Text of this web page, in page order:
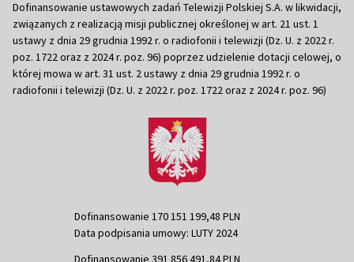
Dofinansowanie ustawowych zadań Telewizji Polskiej S.A. w likwidacji,
związanych z realizacją misji publicznej określonej w art. 21 ust. 1
ustawy z dnia 29 grudnia 1992 r. o radiofonii i telewizji (Dz. U. z 2022 r.
poz. 1722 oraz z 2024 r. poz. 96) poprzez udzielenie dotacji celowej, o
której mowa w art. 31 ust. 2 ustawy z dnia 29 grudnia 1992 r. o
radiofonii i telewizji (Dz. U. z 2022 r. poz. 1722 oraz z 2024 r. poz. 96)
Dofinansowanie 170 151 199,48 PLN
Data podpisania umowy: LUTY 2024
Dofinansowanie 391 856 491,84 PLN